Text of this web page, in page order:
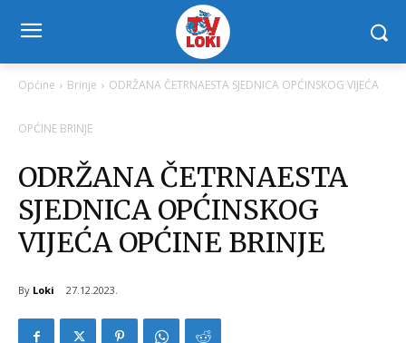
Općine Brinje ODRŽANA ČETRNAESTA SJEDNICA OPĆINSKOG VIJEĆA
OPĆINE BRINJE
ODRŽANA ČETRNAESTA
SJEDNICA OPĆINSKOG
VIJEĆA OPĆINE BRINJE
By Loki 27.12.2023.